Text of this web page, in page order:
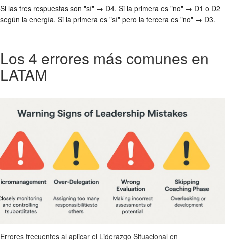
Si las tres respuestas son "sí" → D4. Si la primera es "no" → D1 o D2
según la energía. Si la primera es "sí" pero la tercera es "no" → D3.
Los 4 errores más comunes en
LATAM
Errores frecuentes al aplicar el Liderazgo Situacional en